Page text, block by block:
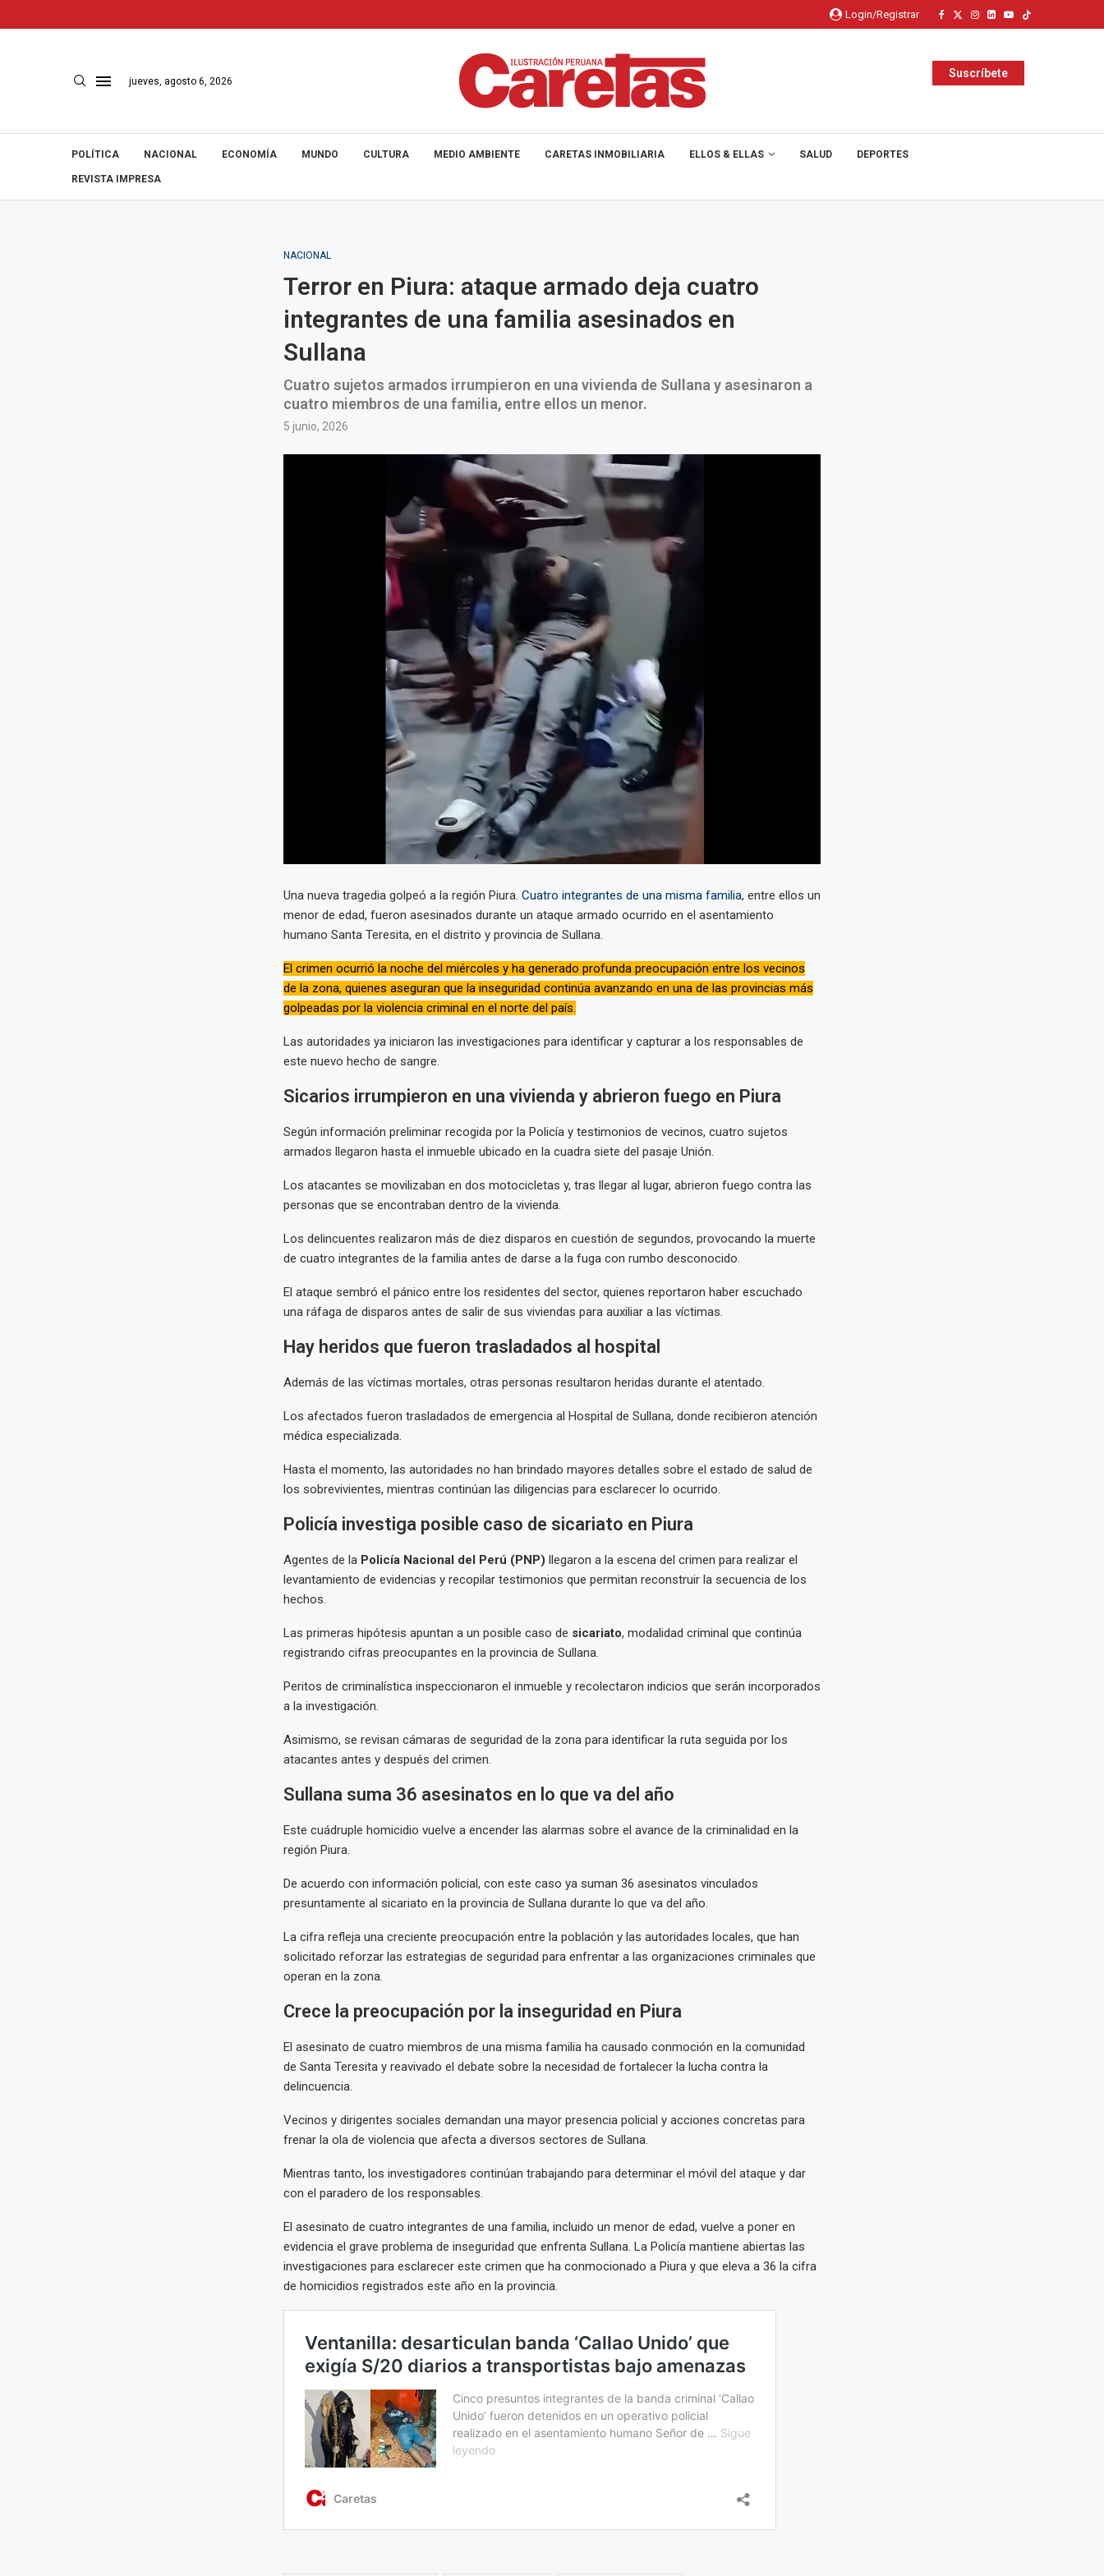
Login/Registrar
jueves, agosto 6, 2026
Suscríbete
POLÍTICA NACIONAL ECONOMÍA MUNDO CULTURA MEDIO AMBIENTE CARETAS INMOBILIARIA ELLOS & ELLAS SALUD DEPORTES
REVISTA IMPRESA
NACIONAL
Terror en Piura: ataque armado deja cuatro
integrantes de una familia asesinados en
Sullana
Cuatro sujetos armados irrumpieron en una vivienda de Sullana y asesinaron a
cuatro miembros de una familia, entre ellos un menor.
5 junio, 2026
Una nueva tragedia golpeó a la región Piura. Cuatro integrantes de una misma familia, entre ellos un
menor de edad, fueron asesinados durante un ataque armado ocurrido en el asentamiento
humano Santa Teresita, en el distrito y provincia de Sullana.
El crimen ocurrió la noche del miércoles y ha generado profunda preocupación entre los vecinos
de la zona, quienes aseguran que la inseguridad continúa avanzando en una de las provincias más
golpeadas por la violencia criminal en el norte del país.
Las autoridades ya iniciaron las investigaciones para identificar y capturar a los responsables de
este nuevo hecho de sangre.
Sicarios irrumpieron en una vivienda y abrieron fuego en Piura
Según información preliminar recogida por la Policía y testimonios de vecinos, cuatro sujetos
armados llegaron hasta el inmueble ubicado en la cuadra siete del pasaje Unión.
Los atacantes se movilizaban en dos motocicletas y, tras llegar al lugar, abrieron fuego contra las
personas que se encontraban dentro de la vivienda.
Los delincuentes realizaron más de diez disparos en cuestión de segundos, provocando la muerte
de cuatro integrantes de la familia antes de darse a la fuga con rumbo desconocido.
El ataque sembró el pánico entre los residentes del sector, quienes reportaron haber escuchado
una ráfaga de disparos antes de salir de sus viviendas para auxiliar a las víctimas.
Hay heridos que fueron trasladados al hospital
Además de las víctimas mortales, otras personas resultaron heridas durante el atentado.
Los afectados fueron trasladados de emergencia al Hospital de Sullana, donde recibieron atención
médica especializada.
Hasta el momento, las autoridades no han brindado mayores detalles sobre el estado de salud de
los sobrevivientes, mientras continúan las diligencias para esclarecer lo ocurrido.
Policía investiga posible caso de sicariato en Piura
Agentes de la Policía Nacional del Perú (PNP) llegaron a la escena del crimen para realizar el
levantamiento de evidencias y recopilar testimonios que permitan reconstruir la secuencia de los
hechos.
Las primeras hipótesis apuntan a un posible caso de sicariato, modalidad criminal que continúa
registrando cifras preocupantes en la provincia de Sullana.
Peritos de criminalística inspeccionaron el inmueble y recolectaron indicios que serán incorporados
a la investigación.
Asimismo, se revisan cámaras de seguridad de la zona para identificar la ruta seguida por los
atacantes antes y después del crimen.
Sullana suma 36 asesinatos en lo que va del año
Este cuádruple homicidio vuelve a encender las alarmas sobre el avance de la criminalidad en la
región Piura.
De acuerdo con información policial, con este caso ya suman 36 asesinatos vinculados
presuntamente al sicariato en la provincia de Sullana durante lo que va del año.
La cifra refleja una creciente preocupación entre la población y las autoridades locales, que han
solicitado reforzar las estrategias de seguridad para enfrentar a las organizaciones criminales que
operan en la zona.
Crece la preocupación por la inseguridad en Piura
El asesinato de cuatro miembros de una misma familia ha causado conmoción en la comunidad
de Santa Teresita y reavivado el debate sobre la necesidad de fortalecer la lucha contra la
delincuencia.
Vecinos y dirigentes sociales demandan una mayor presencia policial y acciones concretas para
frenar la ola de violencia que afecta a diversos sectores de Sullana.
Mientras tanto, los investigadores continúan trabajando para determinar el móvil del ataque y dar
con el paradero de los responsables.
El asesinato de cuatro integrantes de una familia, incluido un menor de edad, vuelve a poner en
evidencia el grave problema de inseguridad que enfrenta Sullana. La Policía mantiene abiertas las
investigaciones para esclarecer este crimen que ha conmocionado a Piura y que eleva a 36 la cifra
de homicidios registrados este año en la provincia.